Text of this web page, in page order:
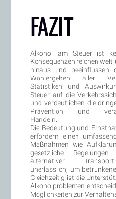
FAZIT
Alkohol am Steuer ist
Konsequenzen reichen weit
hinaus und beeinflussen
Wohlergehen aller
Statistiken und
Steuer auf die
und verdeutlichen die
Prävention und
Handeln.
Die Bedeutung und
erfordern einen
Maßnahmen wie
gesetzliche
alternativer
unerlässlich, um
Gleichzeitig ist die
Alkoholproblemen
Möglichkeiten zur